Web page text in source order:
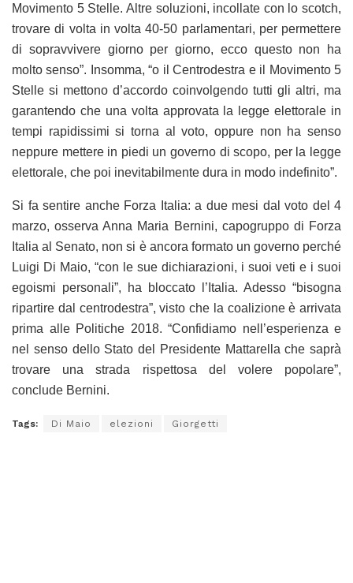
Movimento 5 Stelle. Altre soluzioni, incollate con lo scotch,
trovare di volta in volta 40-50 parlamentari, per permettere
di sopravvivere giorno per giorno, ecco questo non ha
molto senso”. Insomma, “o il Centrodestra e il Movimento 5
Stelle si mettono d’accordo coinvolgendo tutti gli altri, ma
garantendo che una volta approvata la legge elettorale in
tempi rapidissimi si torna al voto, oppure non ha senso
neppure mettere in piedi un governo di scopo, per la legge
elettorale, che poi inevitabilmente dura in modo indefinito”.
Si fa sentire anche Forza Italia: a due mesi dal voto del 4
marzo, osserva Anna Maria Bernini, capogruppo di Forza
Italia al Senato, non si è ancora formato un governo perché
Luigi Di Maio, “con le sue dichiarazioni, i suoi veti e i suoi
egoismi personali”, ha bloccato l’Italia. Adesso “bisogna
ripartire dal centrodestra”, visto che la coalizione è arrivata
prima alle Politiche 2018. “Confidiamo nell’esperienza e
nel senso dello Stato del Presidente Mattarella che saprà
trovare una strada rispettosa del volere popolare”,
conclude Bernini.
Tags: Di Maio elezioni Giorgetti